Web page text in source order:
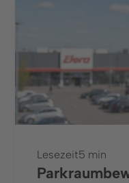
Lesezeit5 min